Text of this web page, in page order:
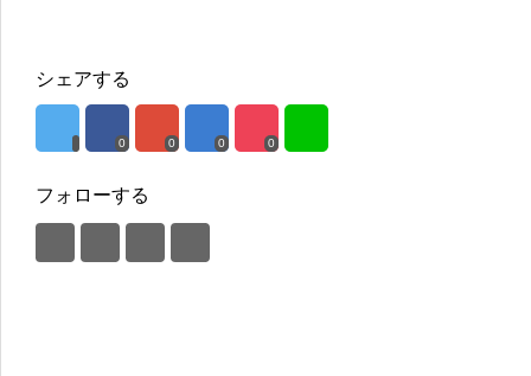
シェアする
0 0 0 0
フォローする